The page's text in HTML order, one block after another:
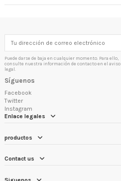
Puede darse de baja en cualquier momento. Para ello,
consulte nuestra información de contacto en el aviso
legal.
Síguenos
Facebook
Twitter
Instagram
Enlace legales
productos
Contact us